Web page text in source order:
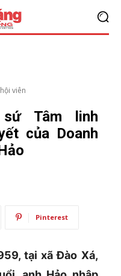
viên
sứ Tâm linh
của Doanh
Pinterest
tại xã Đào Xá,